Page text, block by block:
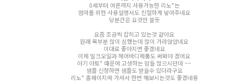
0세부터 어른까지 사용가능한 리노*는
엄마를 위한 사용설명서도 친절하게 넣어주네요
당분간은 요것만 쓸듯
요즘 조금씩 잡히고 있는것 같아요
원래 목부분 많이 심했는데 많이 가라앉았네요
이대로 좋아지면 좋겠네요
이제 밀크오일과 헤어바디제품도 써봐야 겠어요
아기 아토* 떄문에 고생하는 맘들 많으시던데 ~~
샘플 신청하면 샘플도 받을수 있더라구요
리노* 홈페이지에 가셔서 한번 해보시는것도 좋겠네용